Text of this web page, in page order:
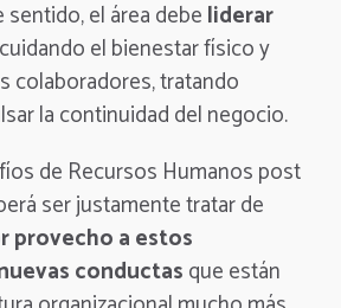
sentido, el área debeliderar
el bienestar físico y
colaboradores, tratando
la continuidad del negocio.
de Recursos Humanos post
ser justamente tratar de
provecho a estos
conductasque están